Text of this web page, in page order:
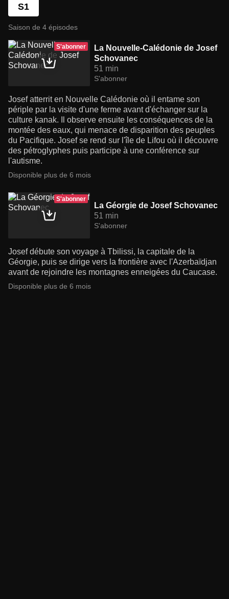
S1
Saison de 4 épisodes
S'abonner
La Nouvelle-Calédonie de Josef
Schovanec
51 min
S'abonner
Josef atterrit en Nouvelle Calédonie où il entame son
périple par la visite d'une ferme avant d'échanger sur la
culture kanak. Il observe ensuite les conséquences de la
montée des eaux, qui menace de disparition des peuples
du Pacifique. Josef se rend sur l'île de Lifou où il découvre
des pétroglyphes puis participe à une conférence sur
l'autisme.
Disponible plus de 6 mois
S'abonner
La Géorgie de Josef Schovanec
51 min
S'abonner
Josef débute son voyage à Tbilissi, la capitale de la
Géorgie, puis se dirige vers la frontière avec l'Azerbaïdjan
avant de rejoindre les montagnes enneigées du Caucase.
Disponible plus de 6 mois